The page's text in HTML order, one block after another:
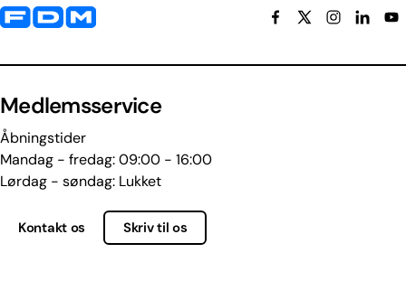
Yderligere information og kontaktoplysninger
Medlemsservice
Åbningstider
Mandag - fredag: 09:00 - 16:00
Lørdag - søndag: Lukket
Kontakt os Skriv til os